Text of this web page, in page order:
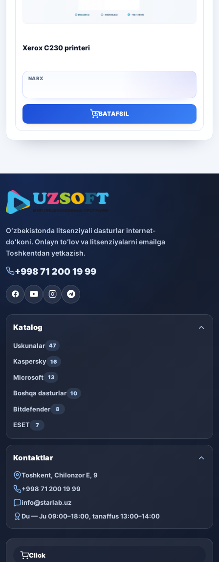
Xerox C230 printeri
BATAFSIL
Oʻzbekistonda litsenziyali dasturlar internet-
doʻkoni. Onlayn toʻlov va litsenziyalarni emailga
Toshkentdan yetkazish.
+998 71 200 19 99
Katalog
Uskunalar 47
Kaspersky 16
Microsoft 13
Boshqa dasturlar 10
Bitdefender 8
ESET 7
Kontaktlar
Toshkent, Chilonzor E, 9
+998 71 200 19 99
info@starlab.uz
Du — Ju 09:00–18:00, tanaffus 13:00–14:00
Click